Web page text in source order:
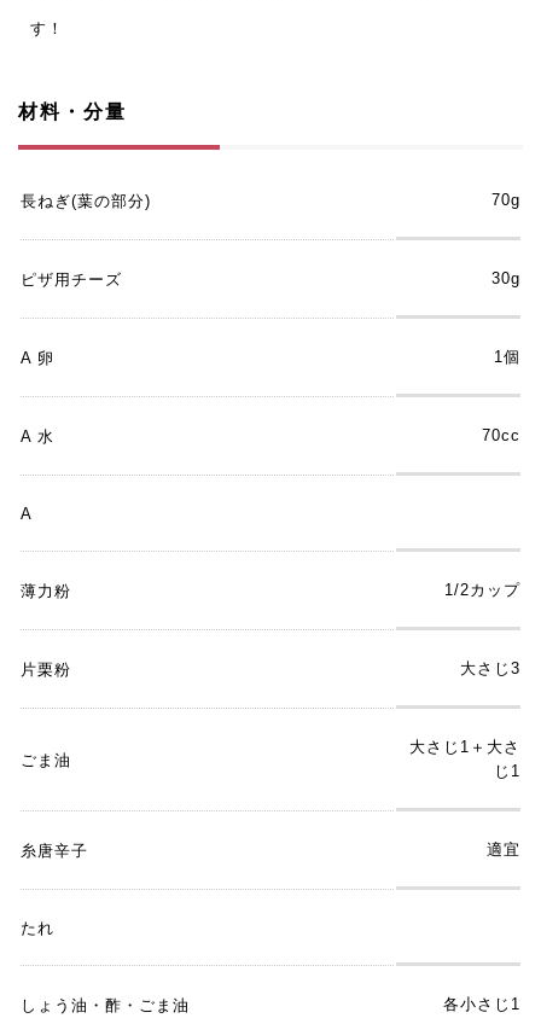
す！
材料・分量
長ねぎ(葉の部分) 70g
ピザ用チーズ 30g
A 卵 1個
A 水 70cc
A
薄力粉 1/2カップ
片栗粉 大さじ3
ごま油
大さじ1＋大さ
じ1
糸唐辛子 適宜
たれ
しょう油・酢・ごま油 各小さじ1